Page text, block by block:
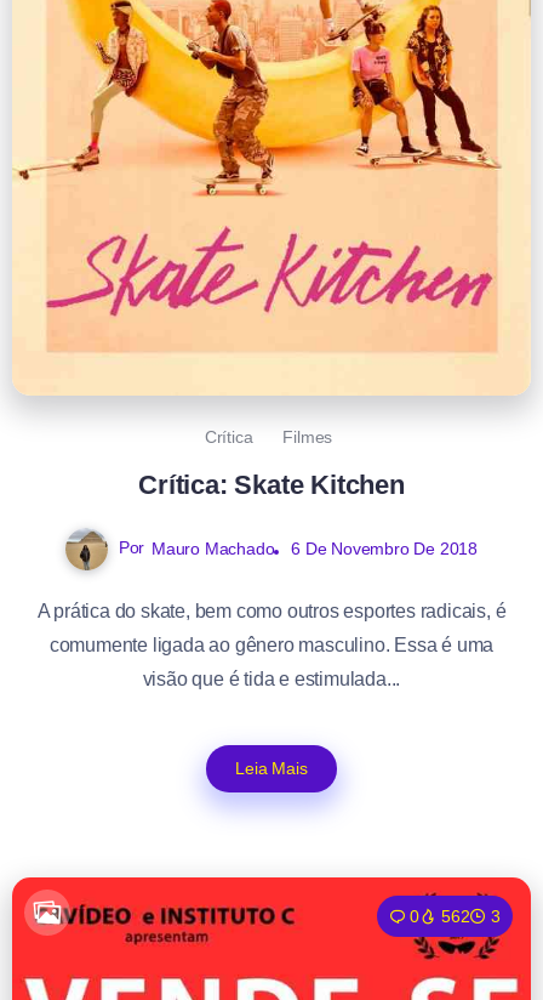
Crítica Filmes
Crítica: Skate Kitchen
Por Mauro Machado 6 De Novembro De 2018
A prática do skate, bem como outros esportes radicais, é
comumente ligada ao gênero masculino. Essa é uma
visão que é tida e estimulada...
Leia Mais
0 562 3